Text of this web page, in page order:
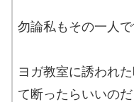
勿論私もその一人で
ヨガ教室に誘われ
て断ったらいいの